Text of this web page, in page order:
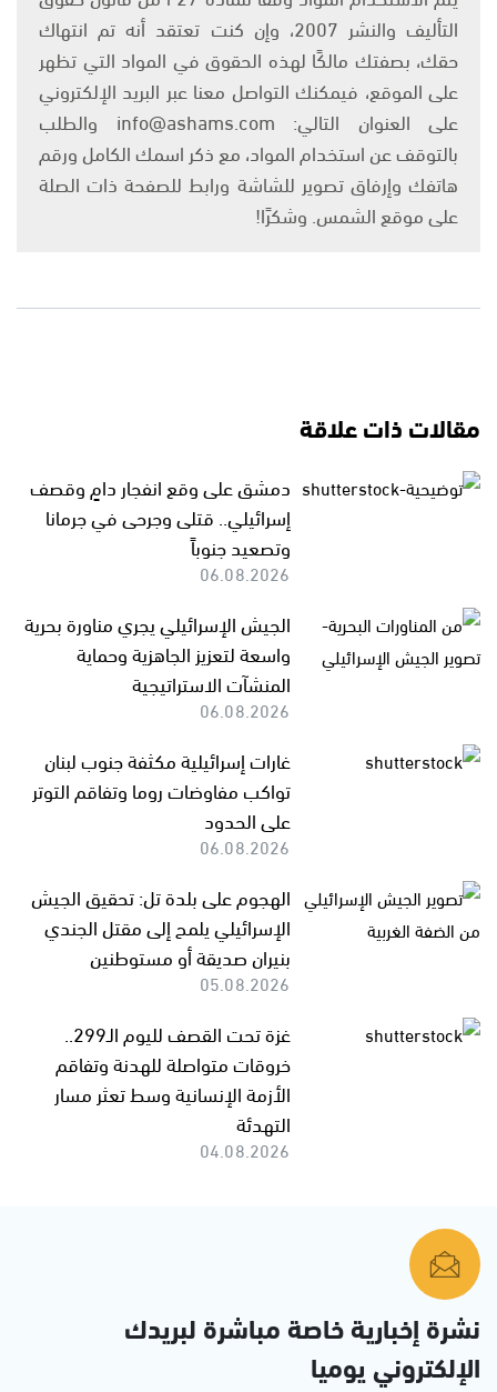
التأليف والنشر 2007، وإن كنت تعتقد أنه تم انتهاك
حقك، بصفتك مالكًا لهذه الحقوق في المواد التي تظهر
على الموقع، فيمكنك التواصل معنا عبر البريد الإلكتروني
على العنوان التالي: info@ashams.com والطلب
بالتوقف عن استخدام المواد، مع ذكر اسمك الكامل ورقم
هاتفك وإرفاق تصوير للشاشة ورابط للصفحة ذات الصلة
على موقع الشمس. وشكرًا!
مقالات ذات علاقة
دمشق على وقع انفجار دامٍ وقصف
إسرائيلي.. قتلى وجرحى في جرمانا
وتصعيد جنوباً
06.08.2026
الجيش الإسرائيلي يجري مناورة بحرية
واسعة لتعزيز الجاهزية وحماية
المنشآت الاستراتيجية
06.08.2026
غارات إسرائيلية مكثفة جنوب لبنان
تواكب مفاوضات روما وتفاقم التوتر
على الحدود
06.08.2026
الهجوم على بلدة تل: تحقيق الجيش
الإسرائيلي يلمح إلى مقتل الجندي
بنيران صديقة أو مستوطنين
05.08.2026
غزة تحت القصف لليوم الـ299..
خروقات متواصلة للهدنة وتفاقم
الأزمة الإنسانية وسط تعثر مسار
التهدئة
04.08.2026
نشرة إخبارية خاصة مباشرة لبريدك
الإلكتروني يوميا